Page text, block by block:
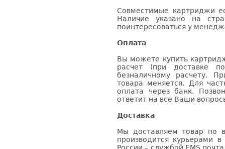
Совместимые картриджи
Наличие указано на
поинтересоваться у
Оплата
Вы можете купить
расчет (при доставке
безналичному расчету.
товара меняется. Для
оплата через банк.
ответит на все Ваши
Доставка
Мы доставляем товар по
производится курьерами